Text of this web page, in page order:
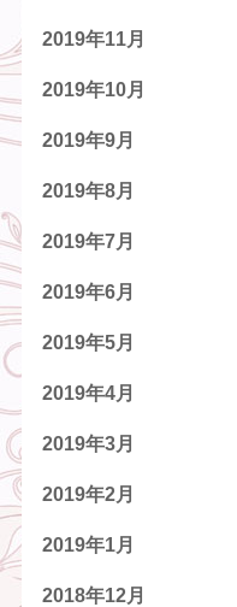
2019年11月
2019年10月
2019年9月
2019年8月
2019年7月
2019年6月
2019年5月
2019年4月
2019年3月
2019年2月
2019年1月
2018年12月